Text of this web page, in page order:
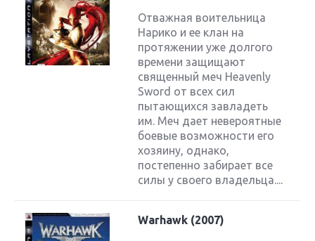
Отважная воительница
Нарико и ее клан на
протяжении уже долгого
времени защищают
священный меч Heavenly
Sword от всех сил
пытающихся завладеть
им. Меч дает невероятные
боевые возможности его
хозяину, однако,
постепенно забирает все
силы у своего владельца....
Warhawk (2007)